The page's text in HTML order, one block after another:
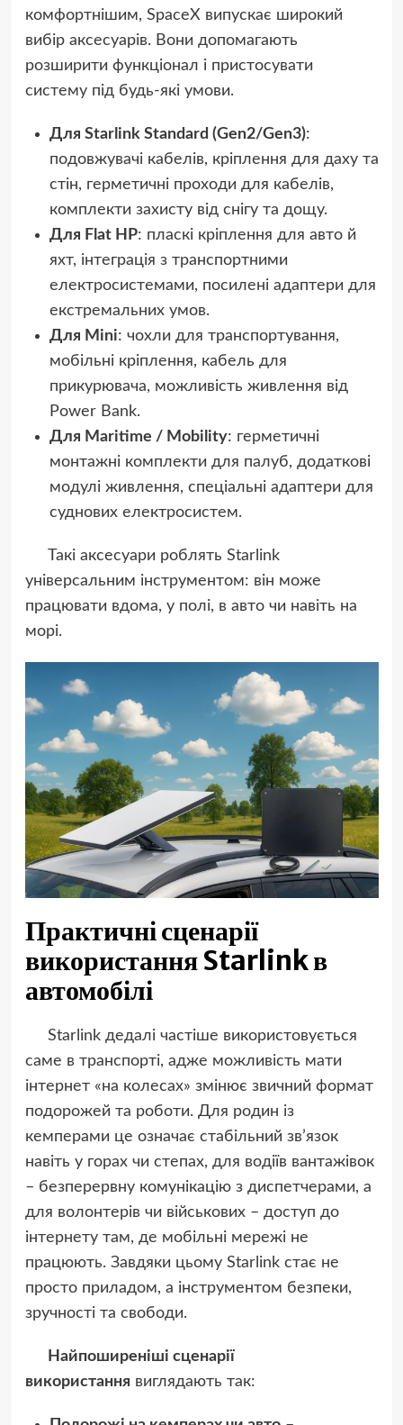
комфортнішим, SpaceX випускає широкий
вибір аксесуарів. Вони допомагають
розширити функціонал і пристосувати
систему під будь-які умови.
Для Starlink Standard (Gen2/Gen3):
подовжувачі кабелів, кріплення для даху та
стін, герметичні проходи для кабелів,
комплекти захисту від снігу та дощу.
Для Flat HP: пласкі кріплення для авто й
яхт, інтеграція з транспортними
електросистемами, посилені адаптери для
екстремальних умов.
Для Mini: чохли для транспортування,
мобільні кріплення, кабель для
прикурювача, можливість живлення від
Power Bank.
Для Maritime / Mobility: герметичні
монтажні комплекти для палуб, додаткові
модулі живлення, спеціальні адаптери для
суднових електросистем.
Такі аксесуари роблять Starlink
універсальним інструментом: він може
працювати вдома, у полі, в авто чи навіть на
морі.
Практичні сценарії
використання Starlink в
автомобілі
Starlink дедалі частіше використовується
саме в транспорті, адже можливість мати
інтернет «на колесах» змінює звичний формат
подорожей та роботи. Для родин із
кемперами це означає стабільний зв’язок
навіть у горах чи степах, для водіїв вантажівок
– безперервну комунікацію з диспетчерами, а
для волонтерів чи військових – доступ до
інтернету там, де мобільні мережі не
працюють. Завдяки цьому Starlink стає не
просто приладом, а інструментом безпеки,
зручності та свободи.
Найпоширеніші сценарії
використання виглядають так: